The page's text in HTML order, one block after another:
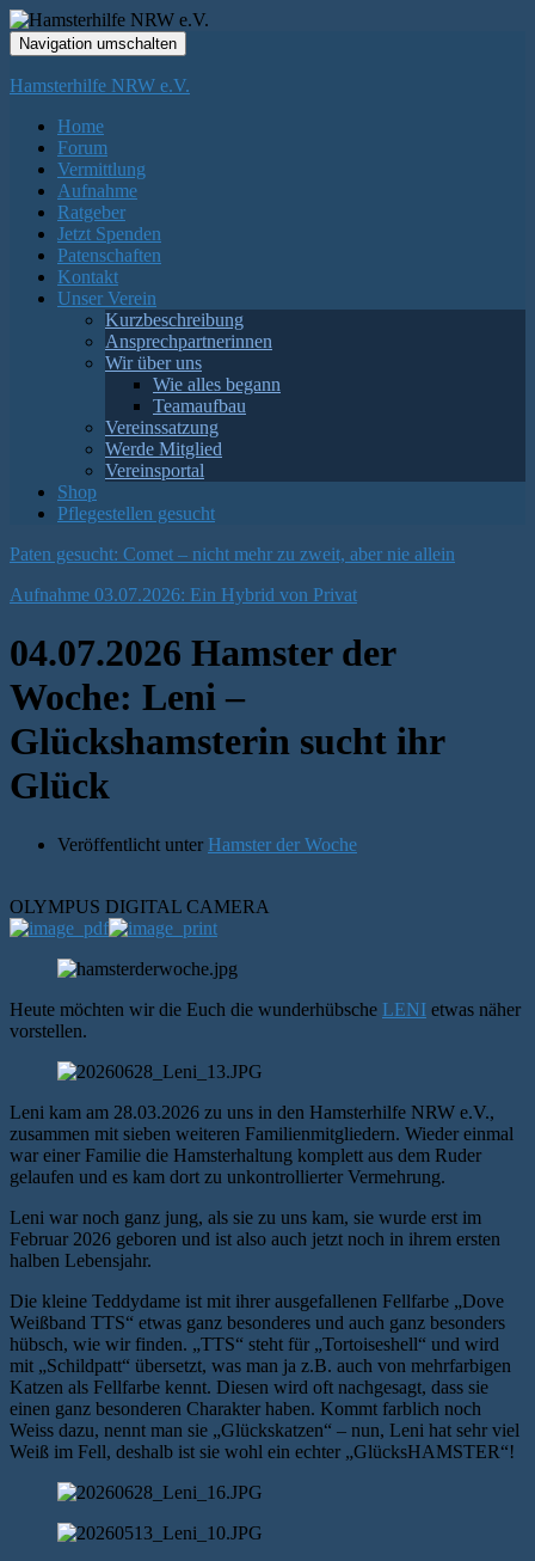
Navigation umschalten
Hamsterhilfe NRW e.V.
Home
Forum
Vermittlung
Aufnahme
Ratgeber
Jetzt Spenden
Patenschaften
Kontakt
Unser Verein
Kurzbeschreibung
Ansprechpartnerinnen
Wir über uns
Wie alles begann
Teamaufbau
Vereinssatzung
Werde Mitglied
Vereinsportal
Shop
Pflegestellen gesucht
Paten gesucht: Comet – nicht mehr zu zweit, aber nie allein
Aufnahme 03.07.2026: Ein Hybrid von Privat
04.07.2026 Hamster der
Woche: Leni –
Glückshamsterin sucht ihr
Glück
Veröffentlicht unter Hamster der Woche
OLYMPUS DIGITAL CAMERA
Heute möchten wir die Euch die wunderhübsche LENI etwas näher
vorstellen.
Leni kam am 28.03.2026 zu uns in den Hamsterhilfe NRW e.V.,
zusammen mit sieben weiteren Familienmitgliedern. Wieder einmal
war einer Familie die Hamsterhaltung komplett aus dem Ruder
gelaufen und es kam dort zu unkontrollierter Vermehrung.
Leni war noch ganz jung, als sie zu uns kam, sie wurde erst im
Februar 2026 geboren und ist also auch jetzt noch in ihrem ersten
halben Lebensjahr.
Die kleine Teddydame ist mit ihrer ausgefallenen Fellfarbe „Dove
Weißband TTS“ etwas ganz besonderes und auch ganz besonders
hübsch, wie wir finden. „TTS“ steht für „Tortoiseshell“ und wird
mit „Schildpatt“ übersetzt, was man ja z.B. auch von mehrfarbigen
Katzen als Fellfarbe kennt. Diesen wird oft nachgesagt, dass sie
einen ganz besonderen Charakter haben. Kommt farblich noch
Weiss dazu, nennt man sie „Glückskatzen“ – nun, Leni hat sehr viel
Weiß im Fell, deshalb ist sie wohl ein echter „GlücksHAMSTER“!